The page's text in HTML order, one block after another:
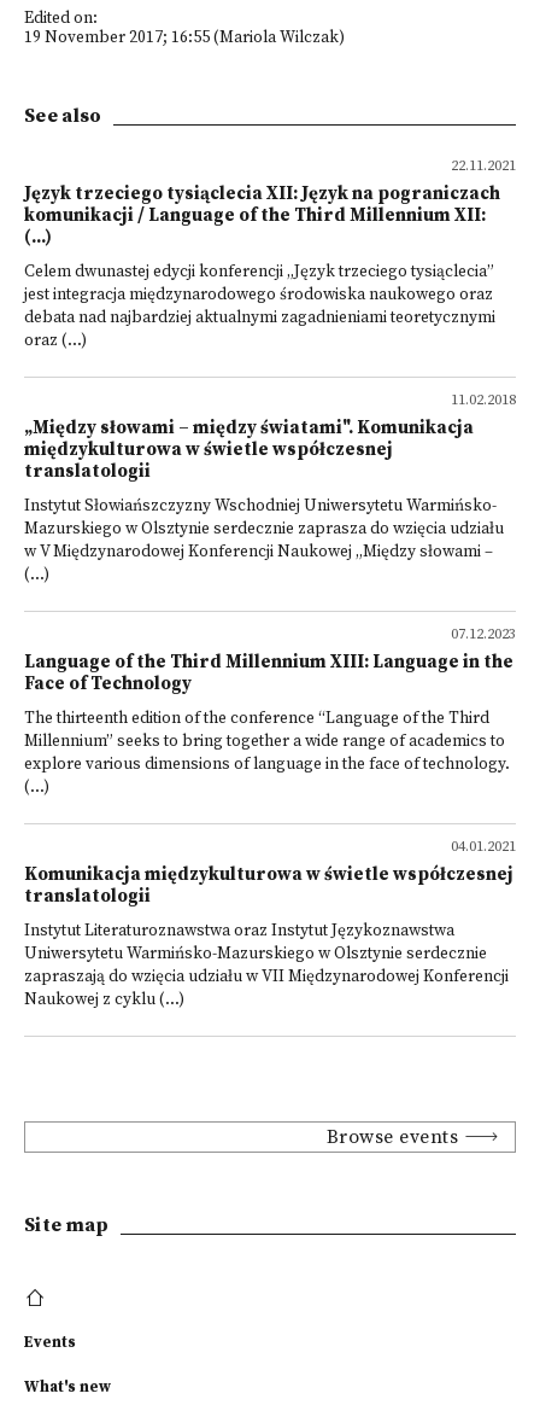
Edited on:
19 November 2017; 16:55 (Mariola Wilczak)
See also
22.11.2021
Język trzeciego tysiąclecia XII: Język na pograniczach
komunikacji / Language of the Third Millennium XII:
(...)
Celem dwunastej edycji konferencji „Język trzeciego tysiąclecia”
jest integracja międzynarodowego środowiska naukowego oraz
debata nad najbardziej aktualnymi zagadnieniami teoretycznymi
oraz (...)
11.02.2018
„Między słowami – między światami". Komunikacja
międzykulturowa w świetle współczesnej
translatologii
Instytut Słowiańszczyzny Wschodniej Uniwersytetu Warmińsko-
Mazurskiego w Olsztynie serdecznie zaprasza do wzięcia udziału
w V Międzynarodowej Konferencji Naukowej „Między słowami –
(...)
07.12.2023
Language of the Third Millennium XIII: Language in the
Face of Technology
The thirteenth edition of the conference “Language of the Third
Millennium” seeks to bring together a wide range of academics to
explore various dimensions of language in the face of technology.
(...)
04.01.2021
Komunikacja międzykulturowa w świetle współczesnej
translatologii
Instytut Literaturoznawstwa oraz Instytut Językoznawstwa
Uniwersytetu Warmińsko-Mazurskiego w Olsztynie serdecznie
zapraszają do wzięcia udziału w VII Międzynarodowej Konferencji
Naukowej z cyklu (...)
Browse events
Site map
Events
What's new